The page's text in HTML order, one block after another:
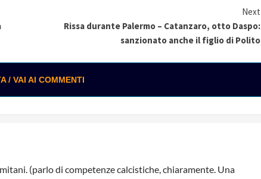
Next
Rissa durante Palermo – Catanzaro, otto Daspo:
sanzionato anche il figlio di Polito
/ VAI AI COMMENTI
(parlo di competenze calcistiche, chiaramente. Una